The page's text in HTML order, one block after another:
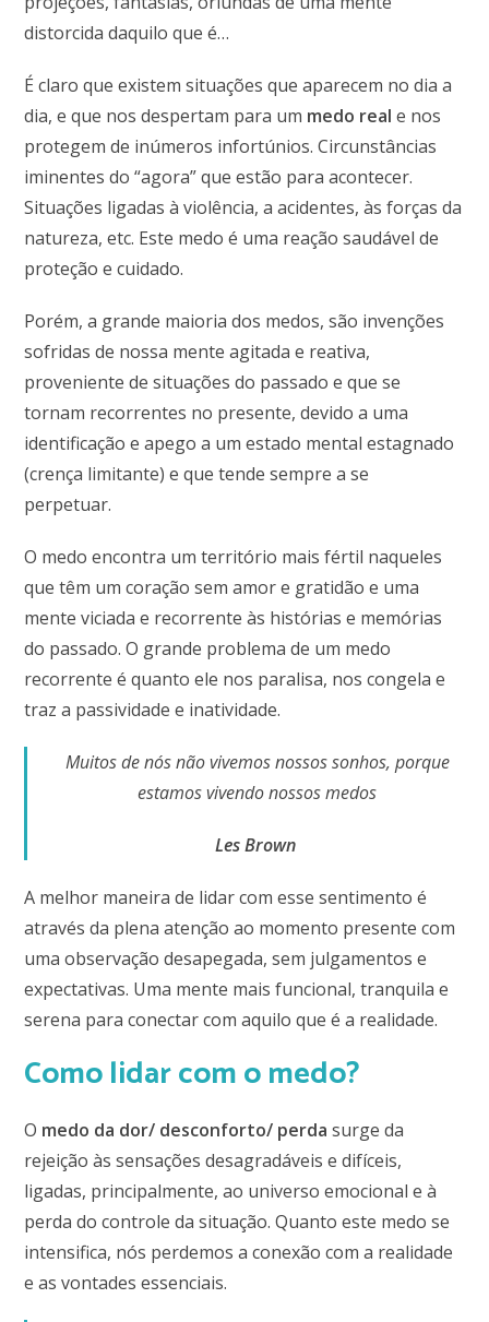
distorcida daquilo que é…
É claro que existem situações que aparecem no dia a
dia, e que nos despertam para um medo real e nos
protegem de inúmeros infortúnios. Circunstâncias
iminentes do “agora” que estão para acontecer.
Situações ligadas à violência, a acidentes, às forças da
natureza, etc. Este medo é uma reação saudável de
proteção e cuidado.
Porém, a grande maioria dos medos, são invenções
sofridas de nossa mente agitada e reativa,
proveniente de situações do passado e que se
tornam recorrentes no presente, devido a uma
identificação e apego a um estado mental estagnado
(crença limitante) e que tende sempre a se
perpetuar.
O medo encontra um território mais fértil naqueles
que têm um coração sem amor e gratidão e uma
mente viciada e recorrente às histórias e memórias
do passado. O grande problema de um medo
recorrente é quanto ele nos paralisa, nos congela e
traz a passividade e inatividade.
Muitos de nós não vivemos nossos sonhos, porque
estamos vivendo nossos medos
LesBrown
A melhor maneira de lidar com esse sentimento é
através da plena atenção ao momento presente com
uma observação desapegada, sem julgamentos e
expectativas. Uma mente mais funcional, tranquila e
serena para conectar com aquilo que é a realidade.
Como lidar com o medo?
O medo da dor/ desconforto/ perda surge da
rejeição às sensações desagradáveis e difíceis,
ligadas, principalmente, ao universo emocional e à
perda do controle da situação. Quanto este medo se
intensifica, nós perdemos a conexão com a realidade
e as vontades essenciais.